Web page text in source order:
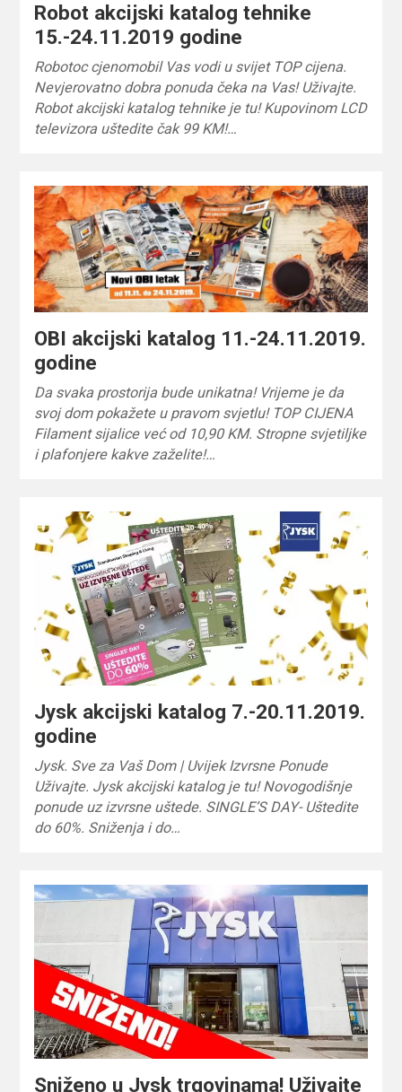
Robot akcijski katalog tehnike
15.-24.11.2019 godine
Robotoc cjenomobil Vas vodi u svijet TOP cijena.
Nevjerovatno dobra ponuda čeka na Vas! Uživajte.
Robot akcijski katalog tehnike je tu! Kupovinom LCD
televizora uštedite čak 99 KM!…
OBI akcijski katalog 11.-24.11.2019.
godine
Da svaka prostorija bude unikatna! Vrijeme je da
svoj dom pokažete u pravom svjetlu! TOP CIJENA
Filament sijalice već od 10,90 KM. Stropne svjetiljke
i plafonjere kakve zaželite!…
Jysk akcijski katalog 7.-20.11.2019.
godine
Jysk. Sve za Vaš Dom | Uvijek Izvrsne Ponude‎
Uživajte. Jysk akcijski katalog je tu! Novogodišnje
ponude uz izvrsne uštede. SINGLE’S DAY- Uštedite
do 60%. Sniženja i do…
Sniženo u Jysk trgovinama! Uživajte